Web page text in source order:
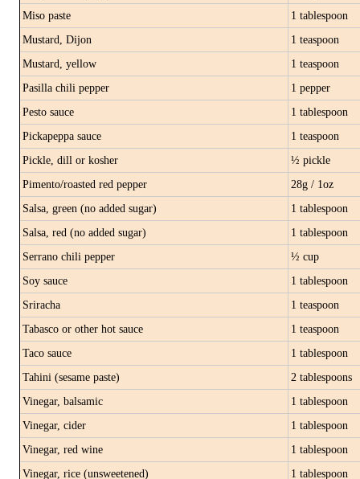
Miso paste
1 tablespoon
Mustard, Dijon
1 teaspoon
Mustard, yellow
1 teaspoon
Pasilla chili pepper
1 pepper
Pesto sauce
1 tablespoon
Pickapeppa sauce
1 teaspoon
Pickle, dill or kosher
½ pickle
Pimento/roasted red pepper
28g / 1oz
Salsa, green (no added sugar)
1 tablespoon
Salsa, red (no added sugar)
1 tablespoon
Serrano chili pepper
½ cup
Soy sauce
1 tablespoon
Sriracha
1 teaspoon
Tabasco or other hot sauce
1 teaspoon
Taco sauce
1 tablespoon
Tahini (sesame paste)
2 tablespoons
Vinegar, balsamic
1 tablespoon
Vinegar, cider
1 tablespoon
Vinegar, red wine
1 tablespoon
Vinegar, rice (unsweetened)
1 tablespoon